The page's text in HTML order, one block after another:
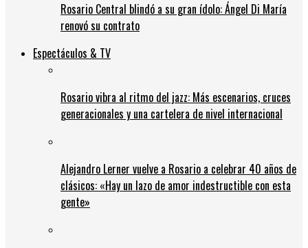
Rosario Central blindó a su gran ídolo: Ángel Di María
renovó su contrato
Espectáculos & TV
Rosario vibra al ritmo del jazz: Más escenarios, cruces
generacionales y una cartelera de nivel internacional
Alejandro Lerner vuelve a Rosario a celebrar 40 años de
clásicos: «Hay un lazo de amor indestructible con esta
gente»